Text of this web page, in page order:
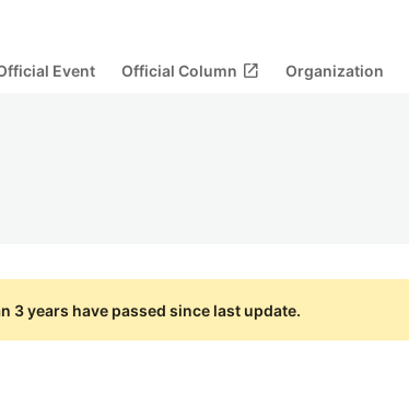
Event Official Column open_in_new Organization
3 years have passed since last update.